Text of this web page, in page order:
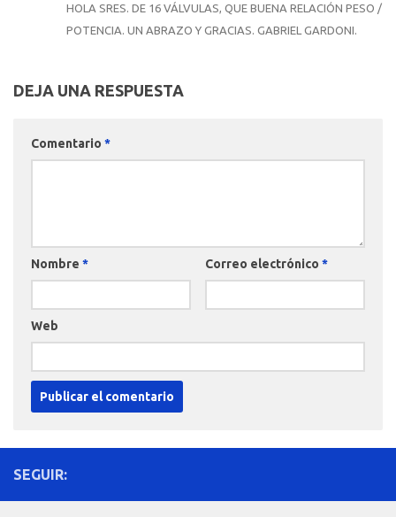
HOLA SRES. DE 16 VÁLVULAS, QUE BUENA RELACIÓN PESO /
POTENCIA. UN ABRAZO Y GRACIAS. GABRIEL GARDONI.
DEJA UNA RESPUESTA
Comentario *
Nombre * Correo electrónico *
Web
SEGUIR: